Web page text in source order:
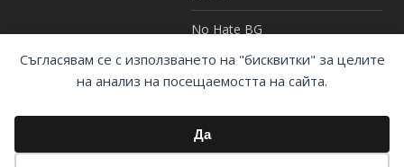
Съгласявам се с използването на "бисквитки" за целите
на анализ на посещаемостта на сайта.
Да
No Hate BG
Реформа в затворите